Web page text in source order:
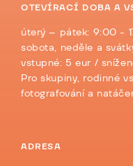
OTEVÍRACÍ DOBA A
úterý – pátek: 9:00 -
sobota, neděle a
vstupné: 5 eur /
Pro skupiny, rodinné
fotografování a
ADRESA